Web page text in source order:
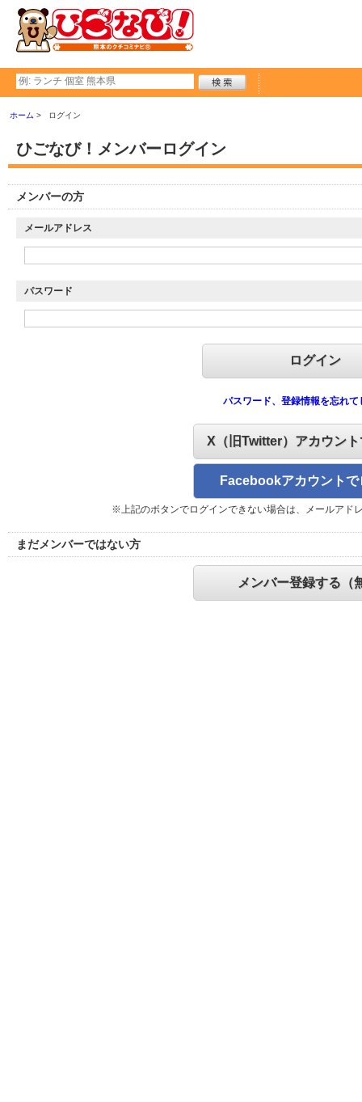
ホーム ログイン
ひごなび！メンバーログイン
メンバーの方
メールアドレス
パスワード
パスワード、登録情報を忘れて
X（旧Twitter）アカウン
Facebookアカウントで
※上記のボタンでログインできない場合は、メールアド
まだメンバーではない方
メンバー登録する（